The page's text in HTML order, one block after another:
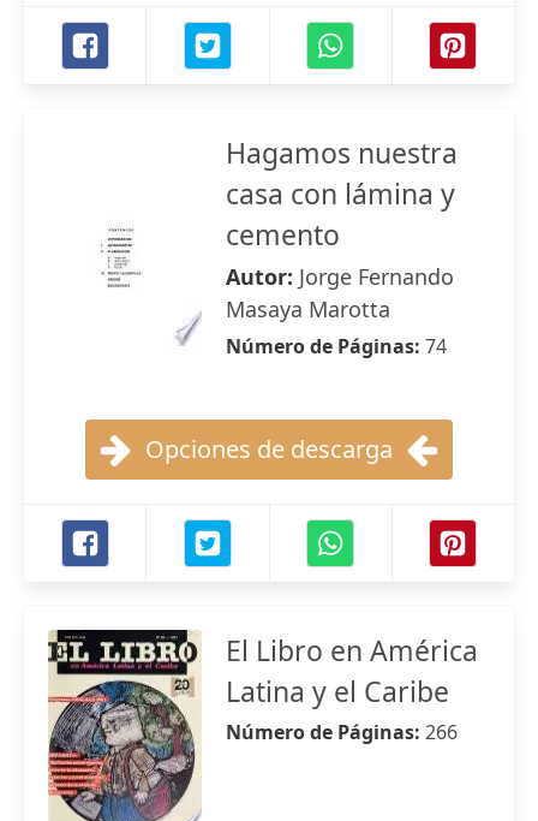
Hagamos nuestra
casa con lámina y
cemento
Autor: Jorge Fernando
Masaya Marotta
Número de Páginas: 74
Opciones de descarga
El Libro en América
Latina y el Caribe
Número de Páginas: 266